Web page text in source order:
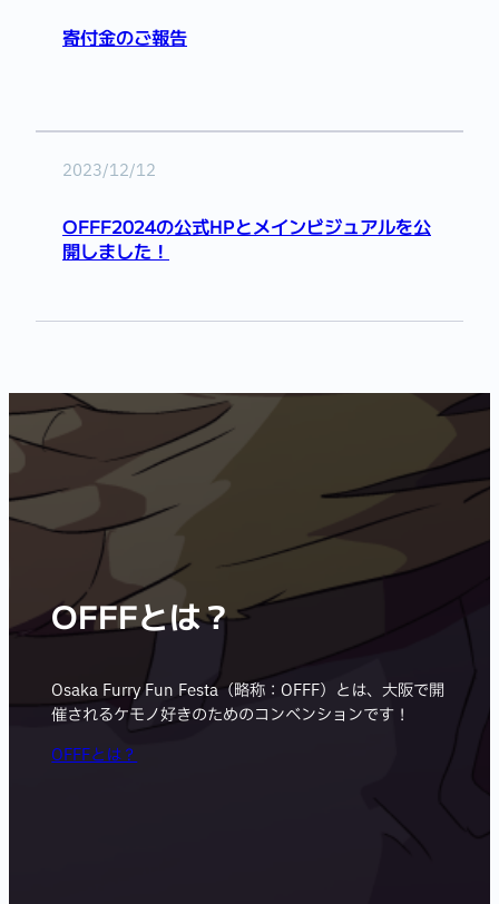
寄付金のご報告
2023/12/12
OFFF2024の公式HPとメインビジュアルを公
開しました！
OFFFとは？
Osaka Furry Fun Festa（略称：OFFF）とは、大阪で開
催されるケモノ好きのためのコンベンションです！
OFFFとは？